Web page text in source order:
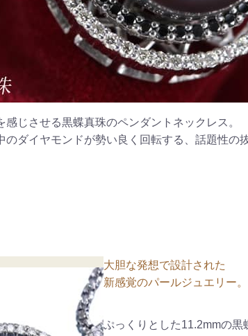
感じさせる黒蝶真珠のペンダントネックレス。
のダイヤモンドが勢い良く回転する、話題性の
大胆な発想で設計された
新感覚のパールジュエリー。
ぷっくりとした11.2mmの黒